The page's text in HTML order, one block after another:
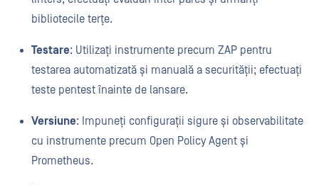
bibliotecile terțe.
Testare: Utilizați instrumente precum ZAP pentru
testarea automatizată și manuală a securității; efectuați
teste pentest înainte de lansare.
Versiune: Impuneți configurații sigure și observabilitate
cu instrumente precum Open Policy Agent și
Prometheus.